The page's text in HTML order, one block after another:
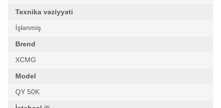
Texnika vəziyyəti
İşlənmiş
Brend
XCMG
Model
QY 50K